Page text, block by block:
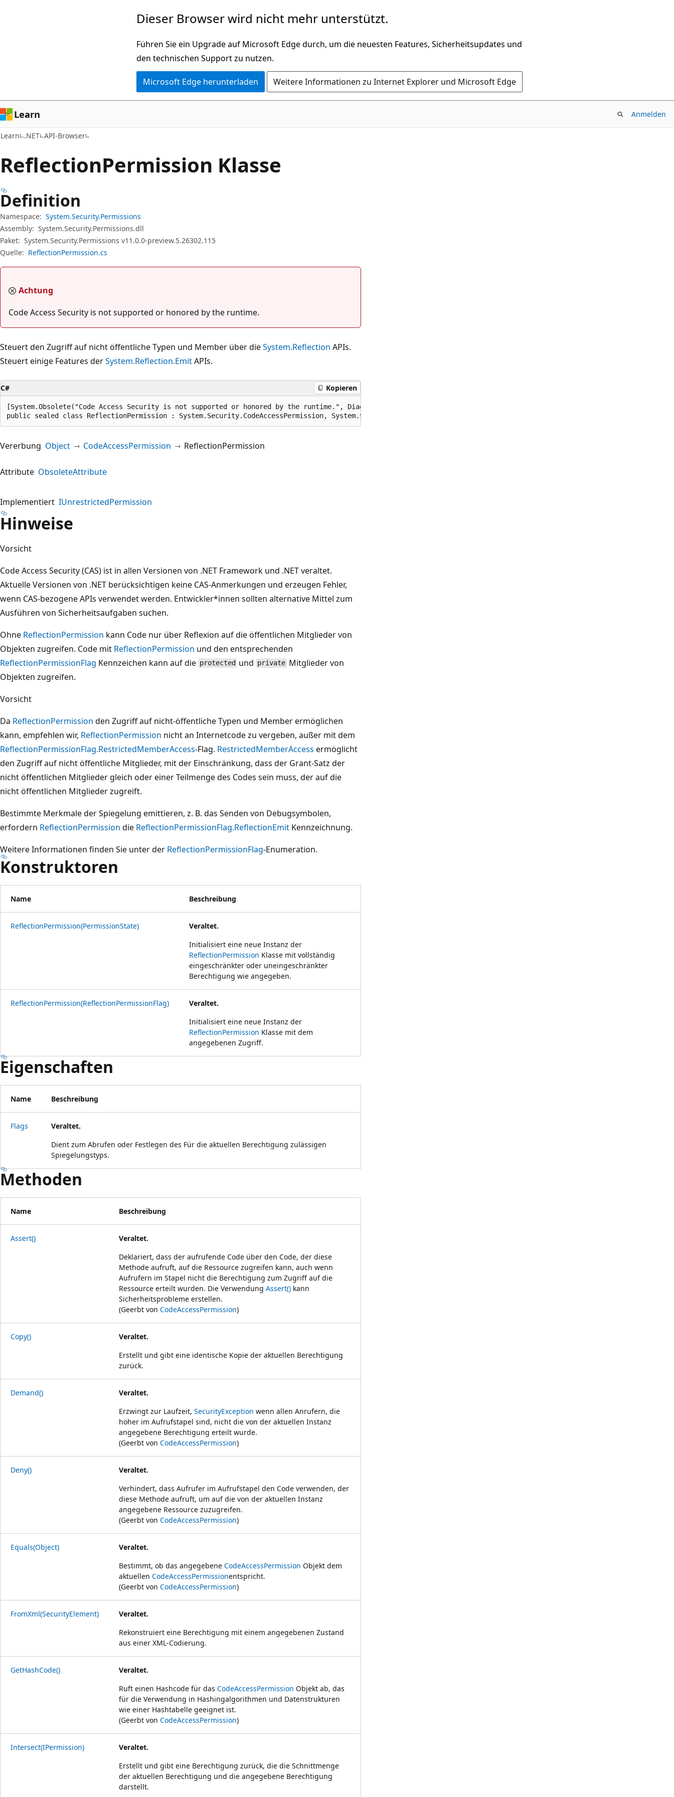
Dieser Browser wird nicht mehr unterstützt.
Führen Sie ein Upgrade auf Microsoft Edge durch, um die neuesten Features, Sicherheitsupdates und
den technischen Support zu nutzen.
Microsoft Edge herunterladen Weitere Informationen zu Internet Explorer und Microsoft Edge
Learn Anmelden
Learn .NET API-Browser
ReflectionPermission Klasse
Definition
Namespace: System.Security.Permissions
Assembly: System.Security.Permissions.dll
Paket: System.Security.Permissions v11.0.0-preview.5.26302.115
Quelle: ReflectionPermission.cs
Achtung
Code Access Security is not supported or honored by the runtime.
Steuert den Zugriff auf nicht öffentliche Typen und Member über dieSystem.Reflection APIs.
Steuert einige Features derSystem.Reflection.EmitAPIs.
C# Kopieren
[System.Obsolete("Code Access Security is not supported or honored by the runtime.", DiagnosticId="SYSLIB0003", UrlFormat="https://aka.ms/dotnet-warnings/{0}")]
public sealed class ReflectionPermission : System.Security.CodeAccessPermission, System.Security.Permissions.IUnrestrictedPermission
Vererbung Object CodeAccessPermission ReflectionPermission
Attribute ObsoleteAttribute
Implementiert IUnrestrictedPermission
Hinweise
Vorsicht
Code Access Security (CAS) ist in allen Versionen von .NET Framework und .NET veraltet.
Aktuelle Versionen von .NET berücksichtigen keine CAS-Anmerkungen und erzeugen Fehler,
wenn CAS-bezogene APIs verwendet werden. Entwickler*innen sollten alternative Mittel zum
Ausführen von Sicherheitsaufgaben suchen.
Ohne ReflectionPermission kann Code nur über Reflexion auf die öffentlichen Mitglieder von
Objekten zugreifen. Code mit ReflectionPermission und den entsprechenden
ReflectionPermissionFlag Kennzeichen kann auf die protected und private Mitglieder von
Objekten zugreifen.
Vorsicht
Da ReflectionPermission den Zugriff auf nicht-öffentliche Typen und Member ermöglichen
kann, empfehlen wir, ReflectionPermission nicht an Internetcode zu vergeben, außer mit dem
ReflectionPermissionFlag.RestrictedMemberAccess-Flag. RestrictedMemberAccess ermöglicht
den Zugriff auf nicht öffentliche Mitglieder, mit der Einschränkung, dass der Grant-Satz der
nicht öffentlichen Mitglieder gleich oder einer Teilmenge des Codes sein muss, der auf die
nicht öffentlichen Mitglieder zugreift.
Bestimmte Merkmale der Spiegelung emittieren, z. B. das Senden von Debugsymbolen,
erfordern ReflectionPermission die ReflectionPermissionFlag.ReflectionEmit Kennzeichnung.
Weitere Informationen finden Sie unter der ReflectionPermissionFlag-Enumeration.
Konstruktoren
Name Beschreibung
ReflectionPermission(PermissionState)
Veraltet.
Initialisiert eine neue Instanz der
ReflectionPermission Klasse mit vollständig
eingeschränkter oder uneingeschränkter
Berechtigung wie angegeben.
ReflectionPermission(ReflectionPermissionFlag)
Veraltet.
Initialisiert eine neue Instanz der
ReflectionPermission Klasse mit dem
angegebenen Zugriff.
Eigenschaften
Name Beschreibung
Flags
Veraltet.
Dient zum Abrufen oder Festlegen des Für die aktuellen Berechtigung zulässigen
Spiegelungstyps.
Methoden
Name Beschreibung
Assert()
Veraltet.
Deklariert, dass der aufrufende Code über den Code, der diese
Methode aufruft, auf die Ressource zugreifen kann, auch wenn
Aufrufern im Stapel nicht die Berechtigung zum Zugriff auf die
Ressource erteilt wurden. Die Verwendung Assert() kann
Sicherheitsprobleme erstellen.
(Geerbt von CodeAccessPermission)
Copy()
Veraltet.
Erstellt und gibt eine identische Kopie der aktuellen Berechtigung
zurück.
Demand()
Veraltet.
Erzwingt zur Laufzeit, SecurityException wenn allen Anrufern, die
höher im Aufrufstapel sind, nicht die von der aktuellen Instanz
angegebene Berechtigung erteilt wurde.
(Geerbt von CodeAccessPermission)
Deny()
Veraltet.
Verhindert, dass Aufrufer im Aufrufstapel den Code verwenden, der
diese Methode aufruft, um auf die von der aktuellen Instanz
angegebene Ressource zuzugreifen.
(Geerbt von CodeAccessPermission)
Equals(Object)
Veraltet.
Bestimmt, ob das angegebene CodeAccessPermission Objekt dem
aktuellen CodeAccessPermissionentspricht.
(Geerbt von CodeAccessPermission)
FromXml(SecurityElement)
Veraltet.
Rekonstruiert eine Berechtigung mit einem angegebenen Zustand
aus einer XML-Codierung.
GetHashCode()
Veraltet.
Ruft einen Hashcode für das CodeAccessPermission Objekt ab, das
für die Verwendung in Hashingalgorithmen und Datenstrukturen
wie einer Hashtabelle geeignet ist.
(Geerbt von CodeAccessPermission)
Intersect(IPermission)
Veraltet.
Erstellt und gibt eine Berechtigung zurück, die die Schnittmenge
der aktuellen Berechtigung und die angegebene Berechtigung
darstellt.